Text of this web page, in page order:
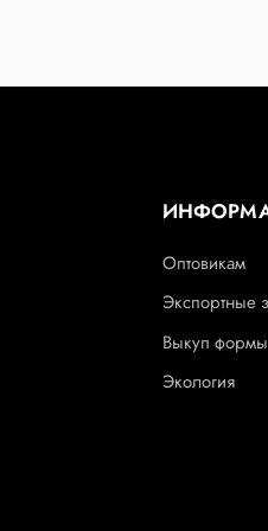
Оптовикам
Экспортные
Выкуп формы
Экология